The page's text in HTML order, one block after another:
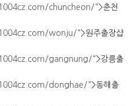
chuncheon/">춘천
wonju/">원주출장샵
gangnung/">강릉출
donghae/">동해출